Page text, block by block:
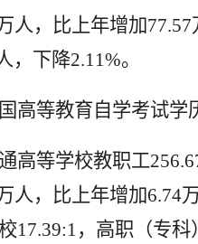
人，比上年增加
，下降2.11%。
高等教育自学考试学
高等学校教职工
人，比上年增加6.74
17.39:1，高职（专